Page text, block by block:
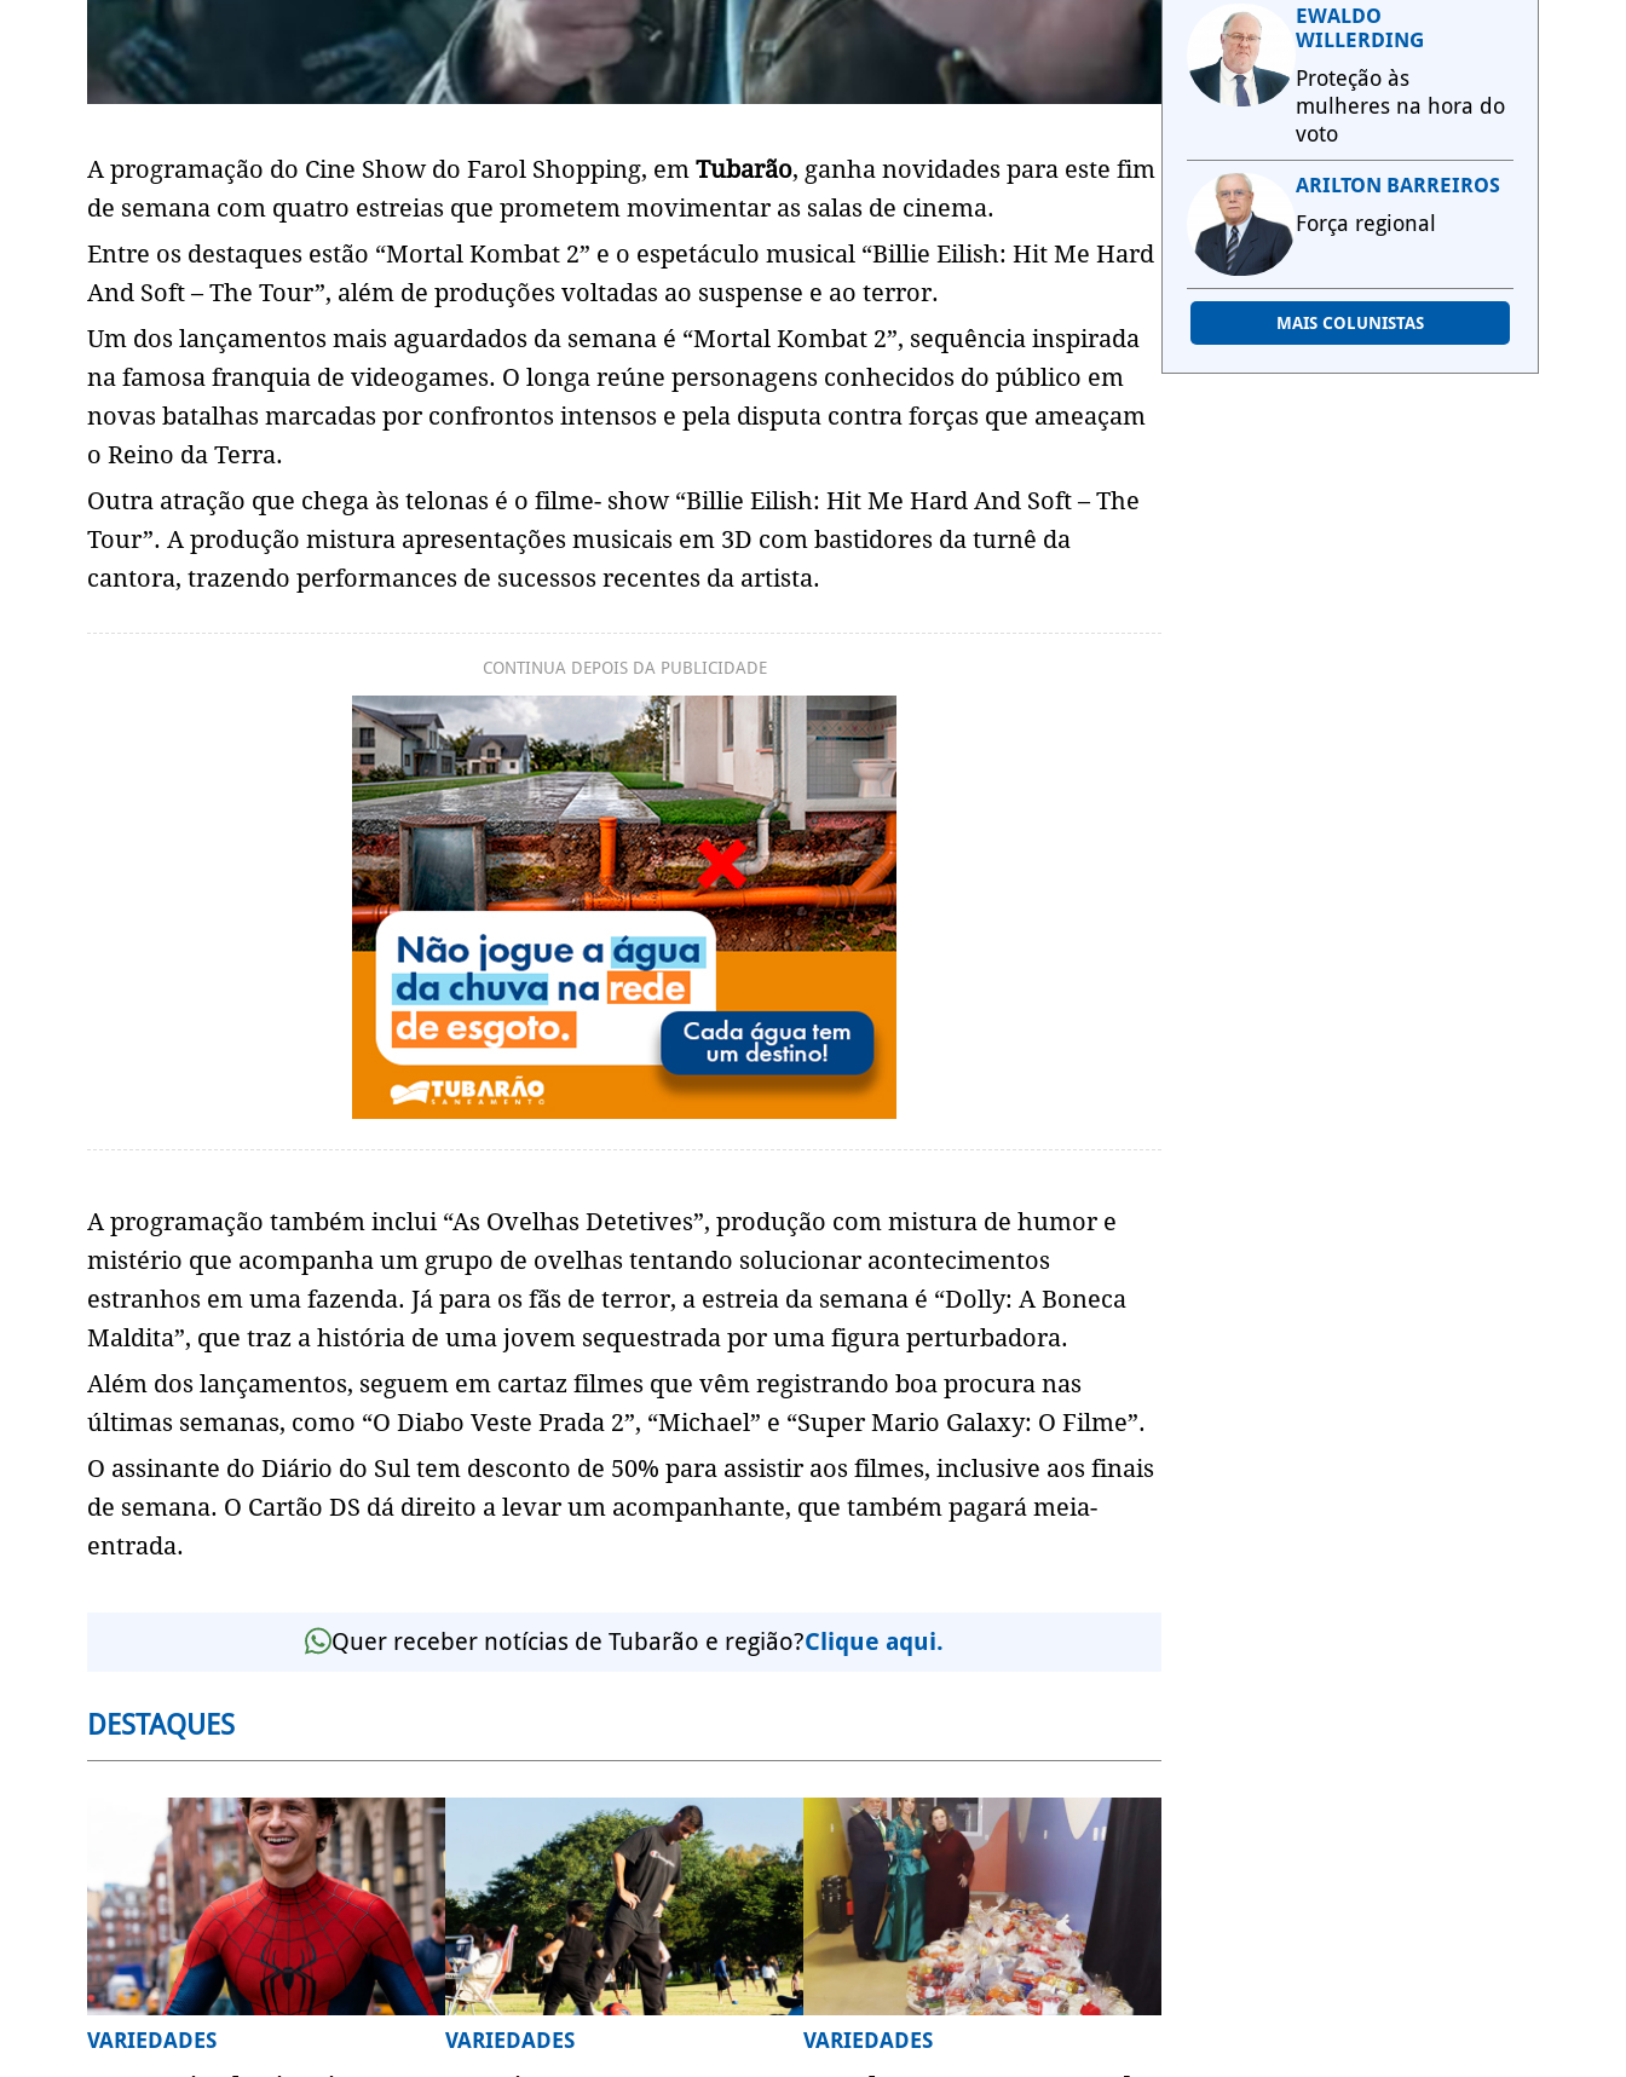
A programação do Cine Show do Farol Shopping, em Tubarão, ganha novidades para este fim
de semana com quatro estreias que prometem movimentar as salas de cinema.
Entre os destaques estão “Mortal Kombat 2” e o espetáculo musical “Billie Eilish: Hit Me Hard
And Soft – The Tour”, além de produções voltadas ao suspense e ao terror.
Um dos lançamentos mais aguardados da semana é “Mortal Kombat 2”, sequência inspirada
na famosa franquia de videogames. O longa reúne personagens conhecidos do público em
novas batalhas marcadas por confrontos intensos e pela disputa contra forças que ameaçam
o Reino da Terra.
Outra atração que chega às telonas é o filme- show “Billie Eilish: Hit Me Hard And Soft – The
Tour”. A produção mistura apresentações musicais em 3D com bastidores da turnê da
cantora, trazendo performances de sucessos recentes da artista.
CONTINUA DEPOIS DA PUBLICIDADE
A programação também inclui “As Ovelhas Detetives”, produção com mistura de humor e
mistério que acompanha um grupo de ovelhas tentando solucionar acontecimentos
estranhos em uma fazenda. Já para os fãs de terror, a estreia da semana é “Dolly: A Boneca
Maldita”, que traz a história de uma jovem sequestrada por uma figura perturbadora.
Além dos lançamentos, seguem em cartaz filmes que vêm registrando boa procura nas
últimas semanas, como “O Diabo Veste Prada 2”, “Michael” e “Super Mario Galaxy: O Filme”.
O assinante do Diário do Sul tem desconto de 50% para assistir aos filmes, inclusive aos finais
de semana. O Cartão DS dá direito a levar um acompanhante, que também pagará meia-
entrada.
Quer receber notícias de Tubarão e região?Clique aqui.
DESTAQUES
VARIEDADES VARIEDADES VARIEDADES
EWALDO
WILLERDING
Proteção às
mulheres na hora do
voto
ARILTON BARREIROS
Força regional
MAIS COLUNISTAS